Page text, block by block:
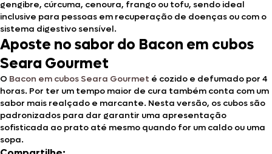
gengibre, cúrcuma, cenoura, frango ou tofu, sendo ideal
inclusive para pessoas em recuperação de doenças ou com o
sistema digestivo sensível.
Aposte no sabor do Bacon em cubos
Seara Gourmet
O Bacon em cubos Seara Gourmet é cozido e defumado por 4
horas. Por ter um tempo maior de cura também conta com um
sabor mais realçado e marcante. Nesta versão, os cubos são
padronizados para dar garantir uma apresentação
sofisticada ao prato até mesmo quando for um caldo ou uma
sopa.